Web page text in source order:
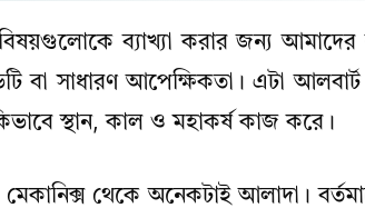
ব্যাখ্যা করার জন্য আমাদের
বা সাধারণ আপেক্ষিকতা। এটা
স্থান, কাল ও মহাকর্ষ কাজ করে।
থেকে অনেকটাই আলাদা।